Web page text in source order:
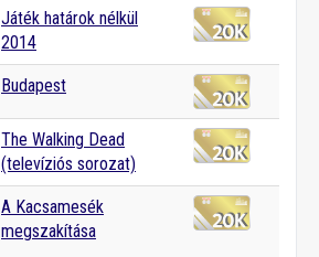
Játék határok nélkül
2014
Budapest
The Walking Dead
(televíziós sorozat)
A Kacsamesék
megszakítása